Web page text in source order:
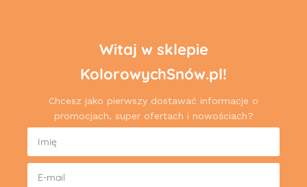
Witaj w sklepie
KolorowychSnów.pl!
Chcesz jako pierwszy dostawać informacje o
promocjach, super ofertach i nowościach?